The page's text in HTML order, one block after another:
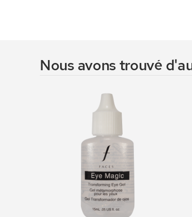
Nous avons trouvé